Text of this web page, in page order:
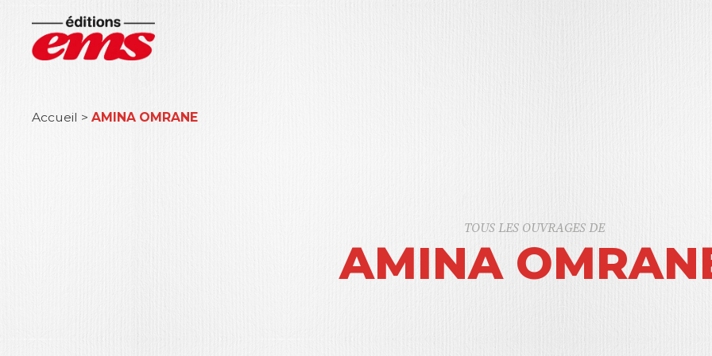
Accueil > AMINA OMRANE
TOUS LES OUVRAGES DE
AMINA